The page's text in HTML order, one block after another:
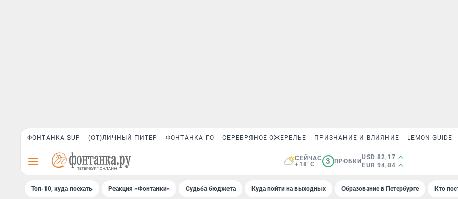
ФОНТАНКА SUP (ОТ)ЛИЧНЫЙ ПИТЕР ФОНТАНКА ГО СЕРЕБРЯНОЕ ОЖЕРЕЛЬЕ ПРИЗНАНИЕ И ВЛИЯНИЕ LEMON GUIDE
СЕЙЧАС
+18°C
3 ПРОБКИ
USD 82,17
EUR 94,84
Топ-10, куда поехать Реакция «Фонтанки» Судьба бюджета Куда пойти на выходных Образование в Петербурге Кто